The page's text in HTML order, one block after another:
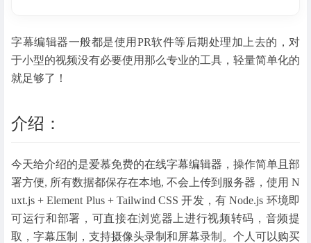
字幕编辑器一般都是使用PR软件等后期处理加上去的，对
于小型的视频没有必要使用那么专业的工具，轻量简单化的
就足够了！
介绍：
今天给介绍的是爱慕免费的在线字幕编辑器，操作简单且部
署方便, 所有数据都保存在本地, 不会上传到服务器，使用 N
uxt.js + Element Plus + Tailwind CSS 开发，有 Node.js 环境即
可运行和部署，可直接在浏览器上进行视频转码，音频提
取，字幕压制，支持摄像头录制和屏幕录制。个人可以购买